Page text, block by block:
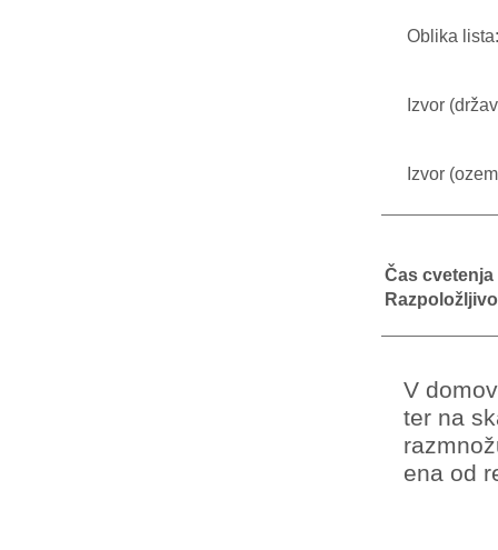
Oblika lista:
Izvor
Izvor
Čas cvetenja
V
ter na
ena od